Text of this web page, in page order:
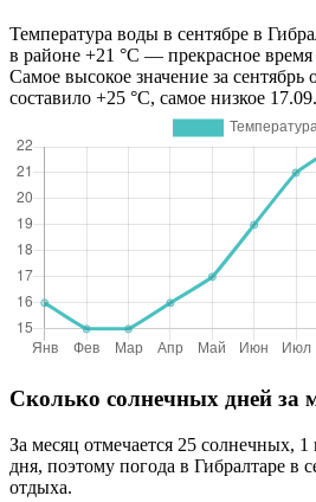
Температура воды в сентябре в
в районе +21 °C — прекрасное
Самое высокое значение за сентябрь
составило +25 °C, самое низкое
Сколько солнечных дней за
За месяц отмечается 25 солнечных,
дня, поэтому погода в Гибралтаре в
отдыха.